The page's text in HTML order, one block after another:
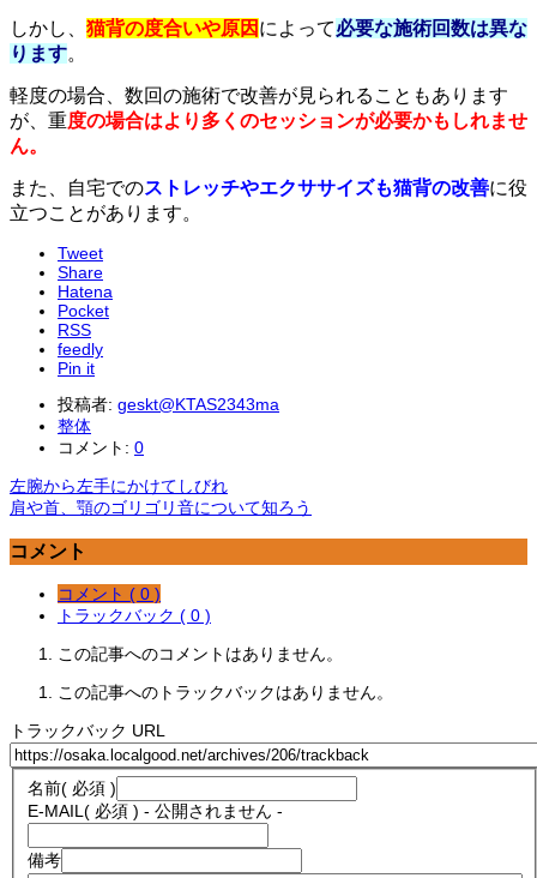
しかし、 猫背の度合いや原因 によって必要な施術回数は異な
ります。
軽度の場合、数回の施術で改善が見られることもあります
が、重度の場合はより多くのセッションが必要かもしれませ
ん。
また、自宅でのストレッチやエクササイズも猫背の改善に役
立つことがあります。
Tweet
Share
Hatena
Pocket
RSS
feedly
Pin it
投稿者: geskt@KTAS2343ma
整体
コメント: 0
左腕から左手にかけてしびれ
肩や首、顎のゴリゴリ音について知ろう
コメント
コメント ( 0 )
トラックバック ( 0 )
この記事へのコメントはありません。
この記事へのトラックバックはありません。
トラックバック URL
名前( 必須 )
E-MAIL( 必須 ) - 公開されません -
備考